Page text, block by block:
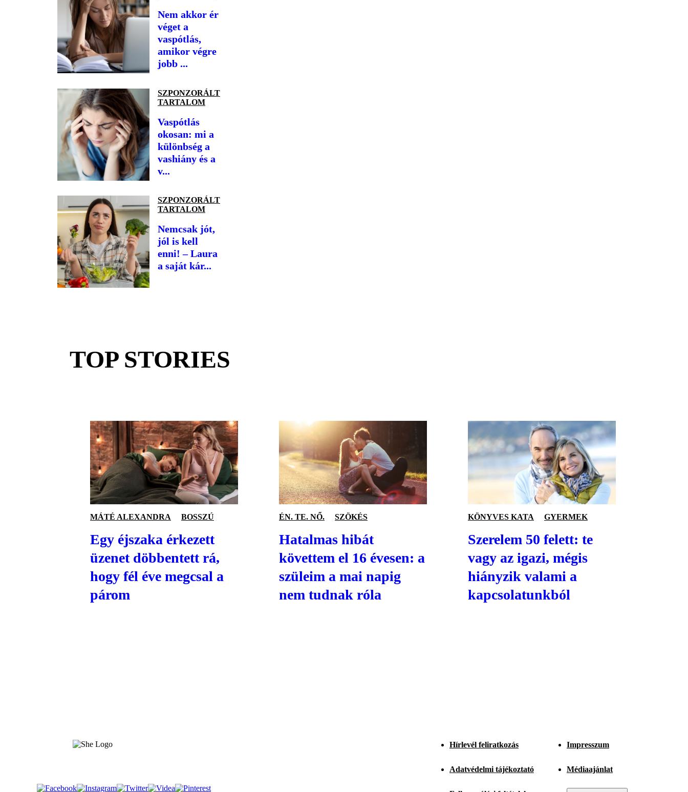
Nem akkor ér
véget a
vaspótlás,
amikor végre
jobb ...
SZPONZORÁLT
TARTALOM
Vaspótlás
okosan: mi a
különbség a
vashiány és a
v...
SZPONZORÁLT
TARTALOM
Nemcsak jót,
jól is kell
enni! – Laura
a saját kár...
TOP STORIES
MÁTÉ ALEXANDRA BOSSZÚ
Egy éjszaka érkezett
üzenet döbbentett rá,
hogy fél éve megcsal a
párom
ÉN. TE. NŐ. SZÖKÉS
Hatalmas hibát
követtem el 16 évesen: a
szüleim a mai napig
nem tudnak róla
KÖNYVES KATA GYERMEK
Szerelem 50 felett: te
vagy az igazi, mégis
hiányzik valami a
kapcsolatunkból
Hírlevél feliratkozás Impresszum
Adatvédelmi tájékoztató Médiaajánlat